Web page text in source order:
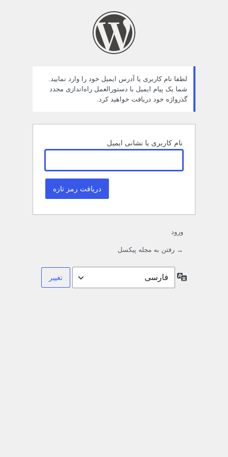
لطفا نام کاربری یا آدرس ایمیل خود را وارد نمایید.
شما یک پیام ایمیل با دستورالعمل راه‌اندازی مجدد
گذرواژه خود دریافت خواهید کرد.
نام کاربری یا نشانی ایمیل
ورود
→ رفتن به مجله پیکسل
زبان